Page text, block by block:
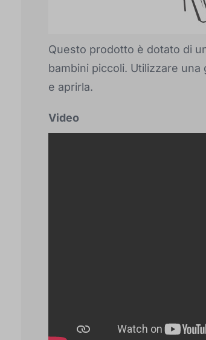
Questo prodotto è dotato di
bambini piccoli. Utilizzare
e aprirla.
Video